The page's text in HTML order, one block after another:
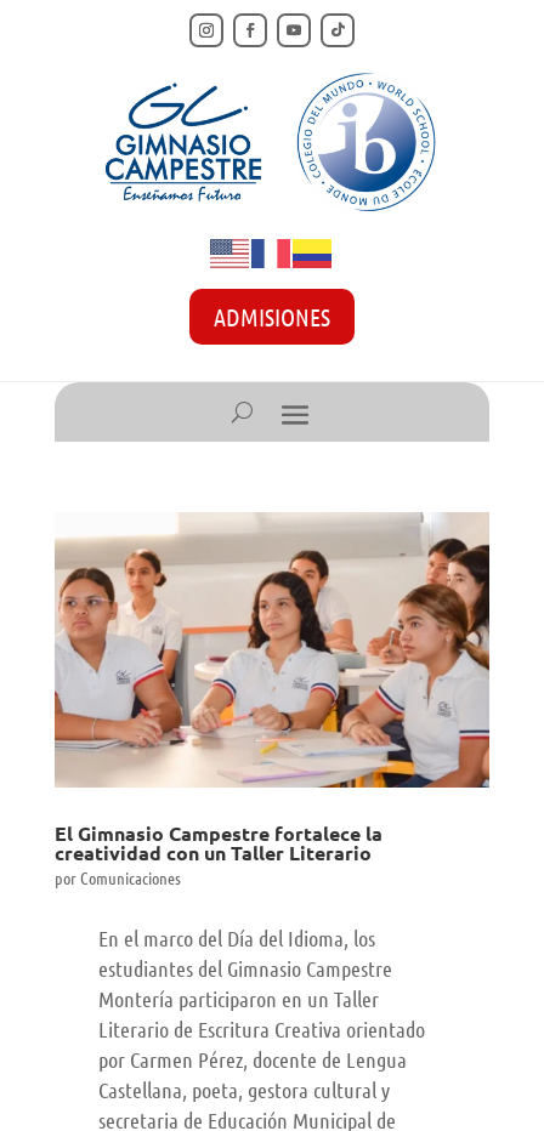
ADMISIONES
El Gimnasio Campestre fortalece la
creatividad con un Taller Literario
porComunicaciones
En el marco del Día del Idioma, los
estudiantes del Gimnasio Campestre
Montería participaron en un Taller
Literario de Escritura Creativa orientado
por Carmen Pérez, docente de Lengua
Castellana, poeta, gestora cultural y
secretaria de Educación Municipal de